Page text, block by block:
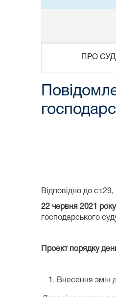
ПРО СУД
Відповідно до
22 червня 2021
господарського
Проект порядку
Внесення змін